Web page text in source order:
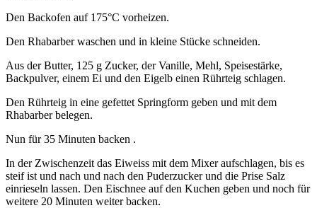
Den Backofen auf 175°C vorheizen.
Den Rhabarber waschen und in kleine Stücke schneiden.
Aus der Butter, 125 g Zucker, der Vanille, Mehl, Speisestärke,
Backpulver, einem Ei und den Eigelb einen Rührteig schlagen.
Den Rührteig in eine gefettet Springform geben und mit dem
Rhabarber belegen.
Nun für 35 Minuten backen .
In der Zwischenzeit das Eiweiss mit dem Mixer aufschlagen, bis es
steif ist und nach und nach den Puderzucker und die Prise Salz
einrieseln lassen. Den Eischnee auf den Kuchen geben und noch für
weitere 20 Minuten weiter backen.